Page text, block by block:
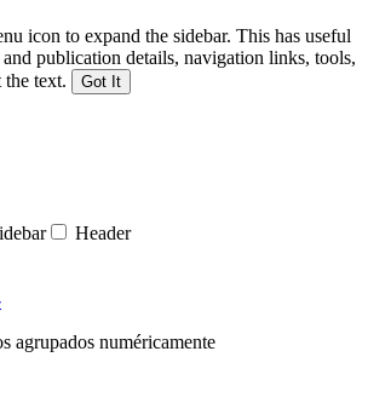
icon to expand the sidebar. This has useful
publication details, navigation links, tools,
the text.
Got It
Header
agrupados numéricamente